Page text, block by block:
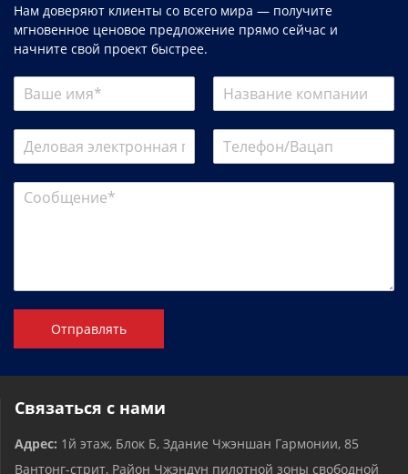
Нам доверяют клиенты со всего мира — получите
мгновенное ценовое предложение прямо сейчас и
начните свой проект быстрее.
Отправлять
Связаться с нами
Адрес: 1й этаж, Блок Б, Здание Чжэншан Гармонии, 85
Вантонг-стрит, Район Чжэндун пилотной зоны свободной